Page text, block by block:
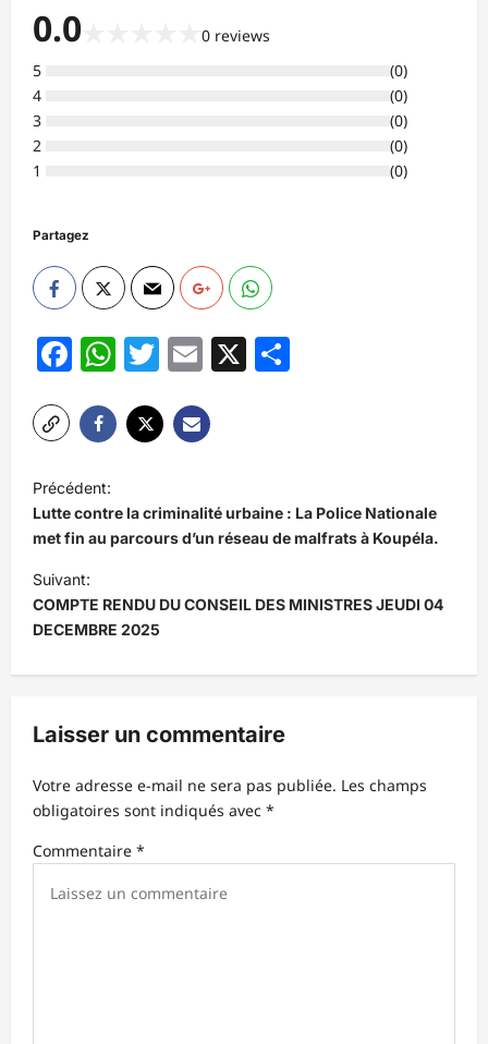
0.0 0 reviews
5
(0)
4
(0)
3
(0)
2
(0)
1
(0)
Partagez
Facebook
WhatsApp
Twitter
Email
X
N
a
v
i
g
a
t
o
n
d
’
Précédent:
Lutte contre la criminalité urbaine : La Police Nationale
met fin au parcours d’un réseau de malfrats à Koupéla.
Suivant:
COMPTE RENDU DU CONSEIL DES MINISTRES JEUDI 04
DECEMBRE 2025
Laisser un commentaire
Votre adresse e-mail ne sera pas publiée. Les champs
obligatoires sont indiqués avec *
Commentaire *